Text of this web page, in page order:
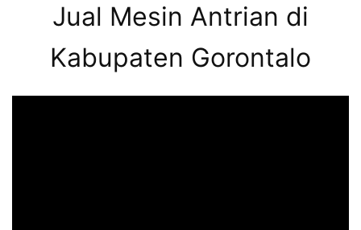
Jual Mesin Antrian di
Kabupaten Gorontalo